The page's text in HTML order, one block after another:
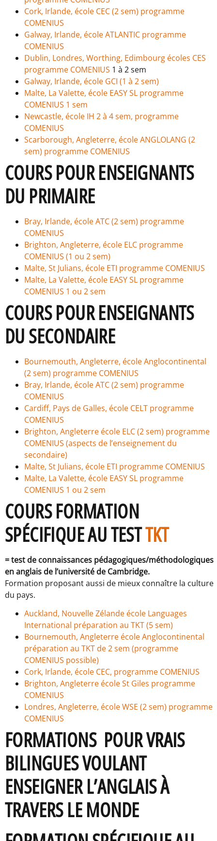
Cork, Irlande, école CEC (2 sem) programme
COMENIUS
Galway, Irlande, école ATLANTIC programme
COMENIUS
Dublin, Londres, Worthing, Edimbourg écoles CES
programme COMENIUS 1 à 2 sem
Galway, Irlande, école GCI (1 à 2 sem)
Malte, La Valette, école EASY SL programme
COMENIUS 1 sem
Newcastle, école IH 2 à 4 sem, programme
COMENIUS
Scarborough, Angleterre, école ANGLOLANG (2
sem) programme COMENIUS
COURS POUR ENSEIGNANTS
DU PRIMAIRE
Bray, Irlande, école ATC (2 sem) programme
COMENIUS
Brighton, Angleterre, école ELC programme
COMENIUS (1 ou 2 sem)
Malte, St Julians, école ETI programme COMENIUS
Malte, La Valette, école EASY SL programme
COMENIUS 1 ou 2 sem
COURS POUR ENSEIGNANTS
DU SECONDAIRE
Bournemouth, Angleterre, école Anglocontinental
(2 sem) programme COMENIUS
Bray, Irlande, école ATC (2 sem) programme
COMENIUS
Cardiff, Pays de Galles, école CELT programme
COMENIUS
Brighton, Angleterre école ELC (2 sem) programme
COMENIUS (aspects de l’enseignement du
secondaire)
Malte, St Julians, école ETI programme COMENIUS
Malte, La Valette, école EASY SL programme
COMENIUS 1 ou 2 sem
COURS FORMATION
SPÉCIFIQUE AU TESTTKT
= test de connaissances pédagogiques/méthodologiques
en anglais de l’université de Cambridge.
Formation proposant aussi de mieux connaître la culture
du pays.
Auckland, Nouvelle Zélande école Languages
International préparation au TKT (5 sem)
Bournemouth, Angleterre école Anglocontinental
préparation au TKT de 2 sem (programme
COMENIUS possible)
Cork, Irlande, école CEC, programme COMENIUS
Brighton, Angleterre école St Giles programme
COMENIUS
Londres, Angleterre, école WSE (2 sem) programme
COMENIUS
FORMATIONS POUR VRAIS
BILINGUES VOULANT
ENSEIGNER L’ANGLAIS À
TRAVERS LE MONDE